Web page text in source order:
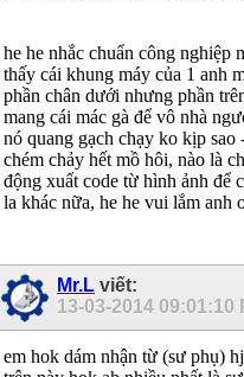
he he nhắc chuẩn công nghiệp
thấy cái khung máy của 1 anh
phần chân dưới nhưng phần
mang cái mác gà để vô nhà
nó quang gạch chạy ko kịp
chém chảy hết mồ hôi, nào là
động xuất code từ hình ảnh để
la khác nữa, he he vui lắm anh
Mr.L viết:
13-03-2014 09:01:10
em hok dám nhận từ (sư phụ)